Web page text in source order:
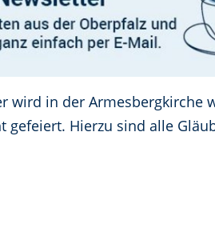
wird in der Armesbergkirche
gefeiert. Hierzu sind alle